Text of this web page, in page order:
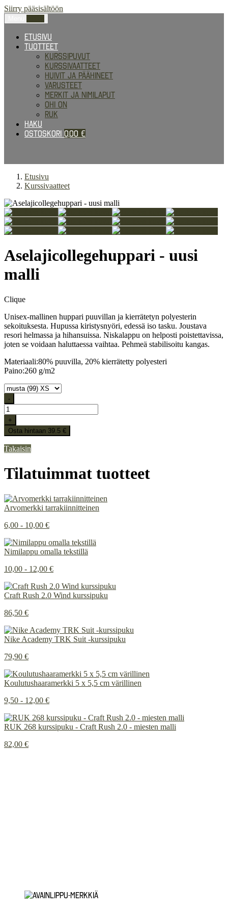
Siirry pääsisältöön
Etusivu
Tuotteet
Kurssipuvut
Kurssivaatteet
Huivit ja päähineet
Varusteet
Merkit ja nimilaput
Ohi on
RUK
Haku
Ostoskori 0,00 €
Etusivu
Kurssivaatteet
Aselajicollegehuppari - uusi
malli
Clique
Unisex-mallinen huppari puuvillan ja kierrätetyn polyesterin
sekoituksesta. Hupussa kiristysnyöri, edessä iso tasku. Joustava
resori helmassa ja hihansuissa. Niskalappu on helposti poistettavissa,
joten se voidaan haluttaessa vaihtaa. Pehmeä stabilisoitu kangas.
Materiaali:80% puuvilla, 20% kierrätetty polyesteri
Paino:260 g/m2
-
+
Osta hintaan 39.5 €
Takaisin
Tilatuimmat tuotteet
Arvomerkki tarrakiinnitteinen
6,00 - 10,00 €
Nimilappu omalla tekstillä
10,00 - 12,00 €
Craft Rush 2.0 Wind kurssipuku
86,50 €
Nike Academy TRK Suit -kurssipuku
79,90 €
Koulutushaaramerkki 5 x 5,5 cm värillinen
9,50 - 12,00 €
RUK 268 kurssipuku - Craft Rush 2.0 - miesten malli
82,00 €